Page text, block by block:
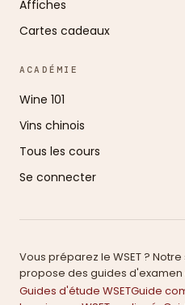
Affiches
Cartes cadeaux
ACADÉMIE
Wine 101
Vins chinois
Tous les cours
Se connecter
Vous préparez le WSET ?
propose des guides d'examen
Guides d'étude WSETGuide